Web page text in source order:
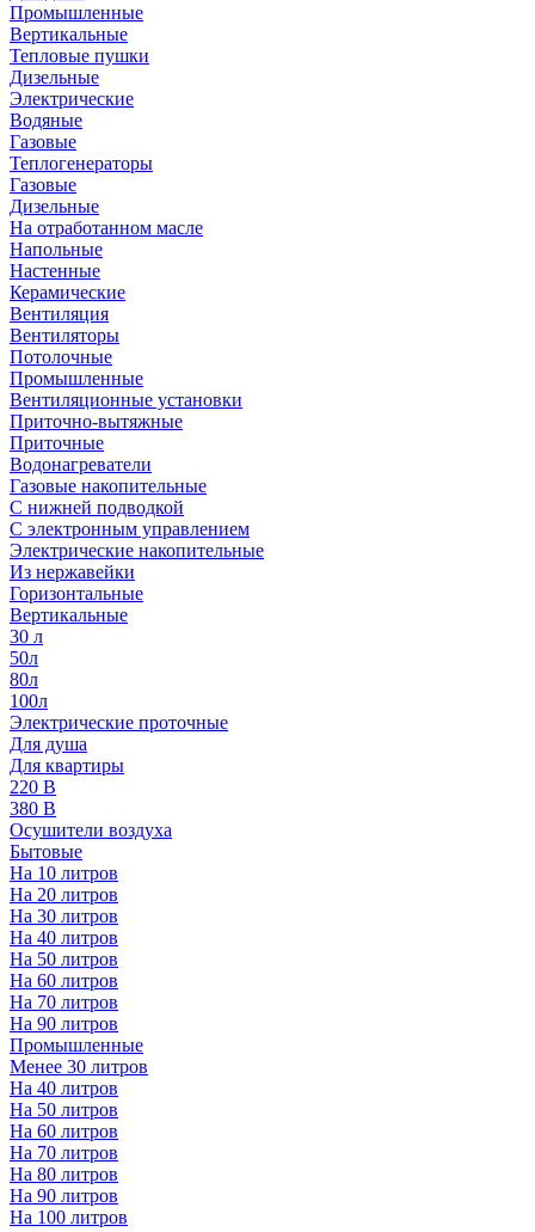
Промышленные
Вертикальные
Тепловые пушки
Дизельные
Электрические
Водяные
Газовые
Теплогенераторы
Газовые
Дизельные
На отработанном масле
Напольные
Настенные
Керамические
Вентиляция
Вентиляторы
Потолочные
Промышленные
Вентиляционные установки
Приточно-вытяжные
Приточные
Водонагреватели
Газовые накопительные
С нижней подводкой
С электронным управлением
Электрические накопительные
Из нержавейки
Горизонтальные
Вертикальные
30 л
50л
80л
100л
Электрические проточные
Для душа
Для квартиры
220 В
380 В
Осушители воздуха
Бытовые
На 10 литров
На 20 литров
На 30 литров
На 40 литров
На 50 литров
На 60 литров
На 70 литров
На 90 литров
Промышленные
Менее 30 литров
На 40 литров
На 50 литров
На 60 литров
На 70 литров
На 80 литров
На 90 литров
На 100 литров